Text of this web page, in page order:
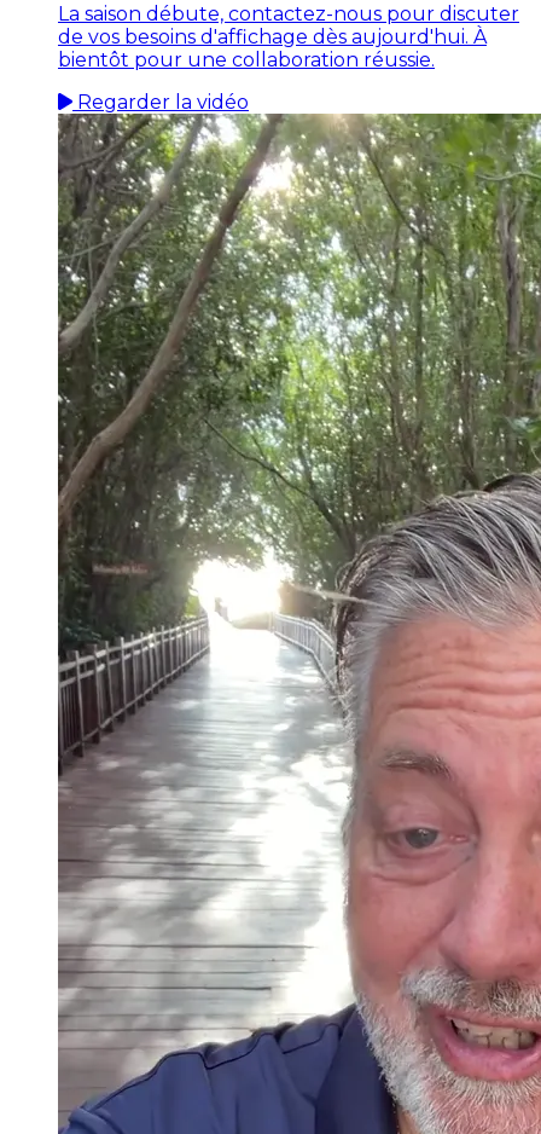
La saison débute, contactez-nous pour discuter
de vos besoins d'affichage dès aujourd'hui. À
bientôt pour une collaboration réussie.
Regarder la vidéo